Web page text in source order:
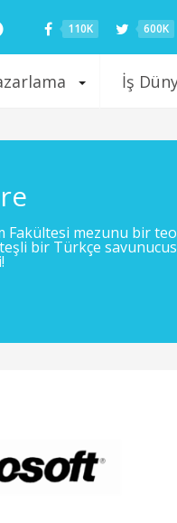
110K 600K
İş
Fakültesi mezunu bir
bir Türkçe